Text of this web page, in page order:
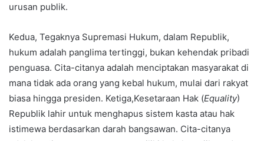
urusan publik.
Kedua, Tegaknya Supremasi Hukum, dalam Republik,
hukum adalah panglima tertinggi, bukan kehendak pribadi
penguasa. Cita-citanya adalah menciptakan masyarakat di
mana tidak ada orang yang kebal hukum, mulai dari rakyat
biasa hingga presiden. Ketiga,Kesetaraan Hak (Equality)
Republik lahir untuk menghapus sistem kasta atau hak
istimewa berdasarkan darah bangsawan. Cita-citanya